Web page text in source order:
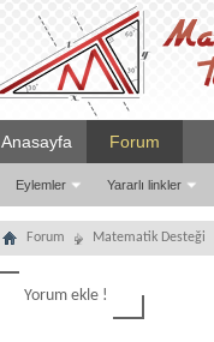
Anasayfa Forum
Eylemler Yararlı linkler
Forum Matematik Desteği
Yorum ekle !